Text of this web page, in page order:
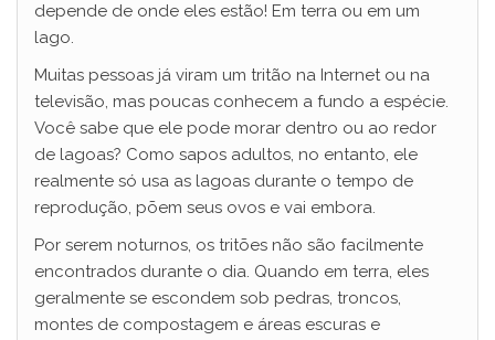
depende de onde eles estão! Em terra ou em um
lago.
Muitas pessoas já viram um tritão na Internet ou na
televisão, mas poucas conhecem a fundo a espécie.
Você sabe que ele pode morar dentro ou ao redor
de lagoas? Como sapos adultos, no entanto, ele
realmente só usa as lagoas durante o tempo de
reprodução, põem seus ovos e vai embora.
Por serem noturnos, os tritões não são facilmente
encontrados durante o dia. Quando em terra, eles
geralmente se escondem sob pedras, troncos,
montes de compostagem e áreas escuras e